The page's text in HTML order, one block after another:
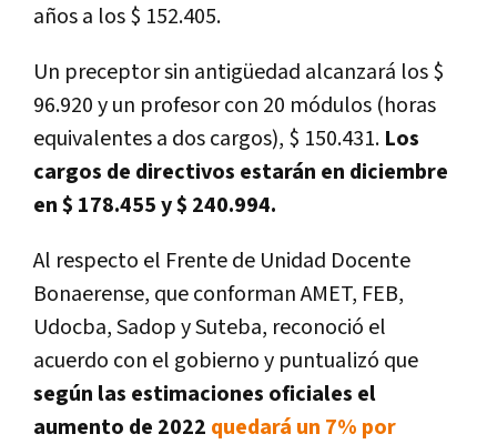
años a los $ 152.405.
Un preceptor sin antigüedad alcanzará los $
96.920 y un profesor con 20 módulos (horas
equivalentes a dos cargos), $ 150.431. Los
cargos de directivos estarán en diciembre
en $ 178.455 y $ 240.994.
Al respecto el Frente de Unidad Docente
Bonaerense, que conforman AMET, FEB,
Udocba, Sadop y Suteba, reconoció el
acuerdo con el gobierno y puntualizó que
según las estimaciones oficiales el
aumento de 2022 quedará un 7% por